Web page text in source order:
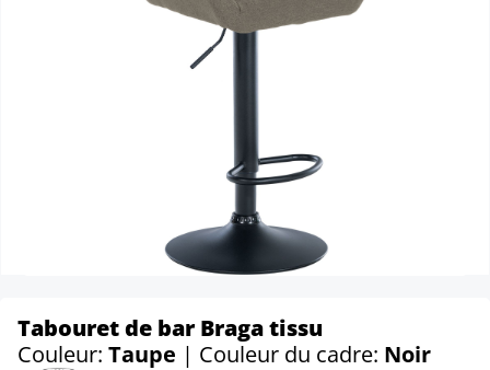
Tabouret de bar Braga tissu
Couleur: Taupe | Couleur du cadre: Noir